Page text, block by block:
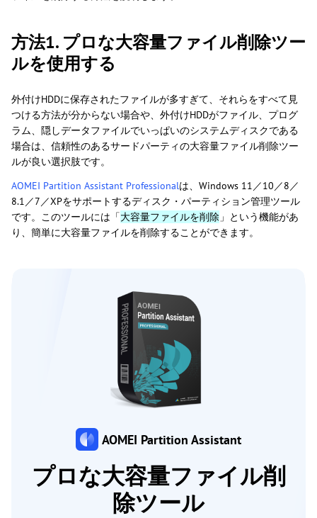
方法1. プロな大容量ファイル削除ツー
ルを使用する
外付けHDDに保存されたファイルが多すぎて、それらをすべて見
つける方法が分からない場合や、外付けHDDがファイル、プログ
ラム、隠しデータファイルでいっぱいのシステムディスクである
場合は、信頼性のあるサードパーティの大容量ファイル削除ツー
ルが良い選択肢です。
AOMEI Partition Assistant Professionalは、Windows 11／10／8／
8.1／7／XPをサポートするディスク・パーティション管理ツール
です。このツールには「大容量ファイルを削除 」という機能があ
り、簡単に大容量ファイルを削除することができます。
AOMEI Partition Assistant
プロな大容量ファイル削
除ツール